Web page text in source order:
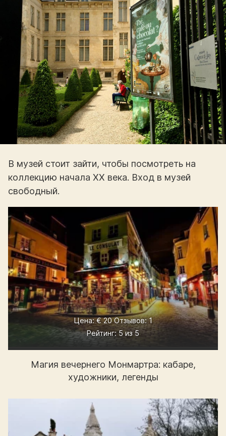
В музей стоит зайти, чтобы посмотреть на
коллекцию начала XX века. Вход в музей
свободный.
Цена: € 20 Отзывов: 1
Рейтинг: 5 из 5
Магия вечернего Монмартра: кабаре,
художники, легенды